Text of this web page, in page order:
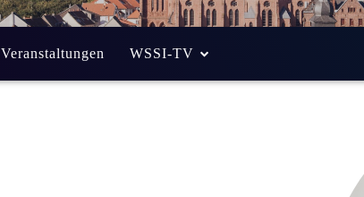
Veranstaltungen WSSI-TV